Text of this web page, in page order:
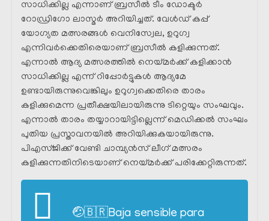
സാധിക്കില്ല എന്നാണ് ബ്രസീൽ ടീം ഡോക്ടർ
റോഡ്രിഗോ ലാസ്മർ അറിയിച്ചത്. വേൾഡ് കപ്പ്
യോഗ്യത മത്സരങ്ങൾ വെനിസ്വേല, ഉറുഗ്വ
എന്നിവർക്കെതിരെയാണ് ബ്രസീൽ കളിക്കുന്നത്.
എന്നാൽ ആദ്യ മത്സരത്തിൽ നെയ്‌മർക്ക്‌ കളിക്കാൻ
സാധിക്കില്ല എന്ന് റിപ്പോർട്ടുകൾ ആദ്യമേ
ഉണ്ടായിരുന്നുവെങ്കിലും ഉറുഗ്വക്കെതിരെ താരം
കളിക്കുമെന്ന പ്രതീക്ഷയിലായിരുന്നു ടിറ്റെയും സംഘവും.
എന്നാൽ താരം തയ്യാറായിട്ടില്ലെന്ന് മെഡിക്കൽ സംഘം
പുതിയ പ്രസ്താവനയിൽ അറിയിക്കുകയായിരുന്നു.
പിഎസ്ജിക്ക്‌ വേണ്ടി ചാമ്പ്യൻസ് ലീഗ് മത്സരം
കളിക്കുന്നതിനിടെയാണ് നെയ്മർക്ക്‌ പരിക്കേറ്റിരുന്നത്.
🤕🇧🇷Baja sensible para